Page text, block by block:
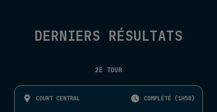
DERNIERS RÉSULTATS
2E TOUR
COURT CENTRAL COMPLÉTÉ (1H58)